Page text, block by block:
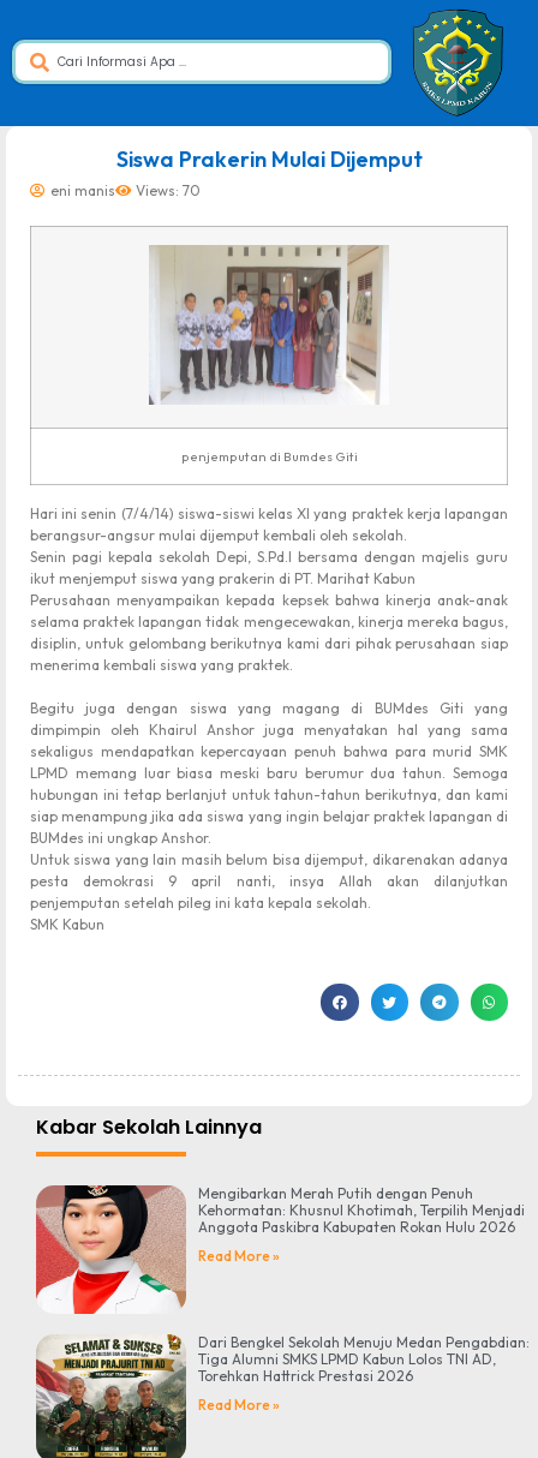
Siswa Prakerin Mulai Dijemput
eni manis Views: 70
penjemputan di Bumdes Giti
Hari ini senin (7/4/14) siswa-siswi kelas XI yang praktek kerja lapangan
berangsur-angsur mulai dijemput kembali oleh sekolah.
Senin pagi kepala sekolah Depi, S.Pd.I bersama dengan majelis guru
ikut menjemput siswa yang prakerin di PT. Marihat Kabun
Perusahaan menyampaikan kepada kepsek bahwa kinerja anak-anak
selama praktek lapangan tidak mengecewakan, kinerja mereka bagus,
disiplin, untuk gelombang berikutnya kami dari pihak perusahaan siap
menerima kembali siswa yang praktek.
Begitu juga dengan siswa yang magang di BUMdes Giti yang
dimpimpin oleh Khairul Anshor juga menyatakan hal yang sama
sekaligus mendapatkan kepercayaan penuh bahwa para murid SMK
LPMD memang luar biasa meski baru berumur dua tahun. Semoga
hubungan ini tetap berlanjut untuk tahun-tahun berikutnya, dan kami
siap menampung jika ada siswa yang ingin belajar praktek lapangan di
BUMdes ini ungkap Anshor.
Untuk siswa yang lain masih belum bisa dijemput, dikarenakan adanya
pesta demokrasi 9 april nanti, insya Allah akan dilanjutkan
penjemputan setelah pileg ini kata kepala sekolah.
SMK Kabun
Kabar Sekolah Lainnya
Mengibarkan Merah Putih dengan Penuh
Kehormatan: Khusnul Khotimah, Terpilih Menjadi
Anggota Paskibra Kabupaten Rokan Hulu 2026
Read More »
Dari Bengkel Sekolah Menuju Medan Pengabdian:
Tiga Alumni SMKS LPMD Kabun Lolos TNI AD,
Torehkan Hattrick Prestasi 2026
Read More »